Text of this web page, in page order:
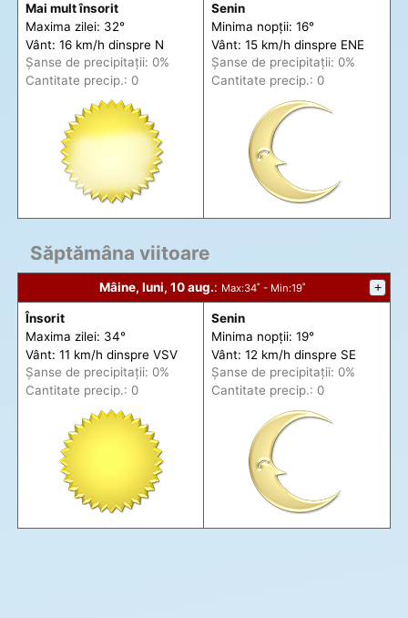
Mai mult însorit
Maxima zilei: 32°
Vânt: 16 km/h dinspre N
Șanse de precipitații: 0%
Cantitate precip.: 0
Senin
Minima nopții: 16°
Vânt: 15 km/h dinspre ENE
Șanse de precipitații: 0%
Cantitate precip.: 0
Săptămâna viitoare
Mâine, luni, 10 aug.: Max:34˚ - Min:19˚ +
Însorit
Maxima zilei: 34°
Vânt: 11 km/h dinspre VSV
Șanse de precipitații: 0%
Cantitate precip.: 0
Senin
Minima nopții: 19°
Vânt: 12 km/h dinspre SE
Șanse de precipitații: 0%
Cantitate precip.: 0